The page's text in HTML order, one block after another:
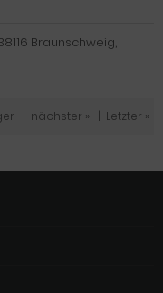
Braunschweig,
nächster » Letzter »